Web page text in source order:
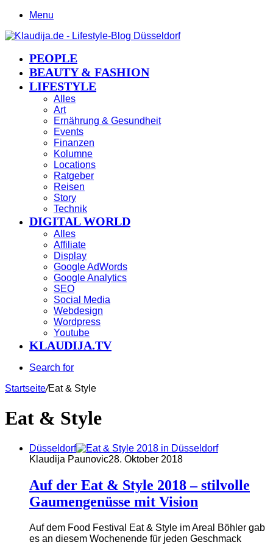
Menu
PEOPLE
BEAUTY & FASHION
LIFESTYLE
Alles
Art
Ernährung & Gesundheit
Events
Finanzen
Kolumne
Locations
Ratgeber
Reisen
Story
Technik
DIGITAL WORLD
Alles
Affiliate
Display
Google AdWords
Google Analytics
SEO
Social Media
Webdesign
Wordpress
Youtube
KLAUDIJA.TV
Search for
Startseite/Eat & Style
Eat & Style
Düsseldorf
Klaudija Paunovic28. Oktober 2018
Auf der Eat & Style 2018 – stilvolle
Gaumengenüsse mit Vision
Auf dem Food Festival Eat & Style im Areal Böhler gab
es an diesem Wochenende für jeden Geschmack